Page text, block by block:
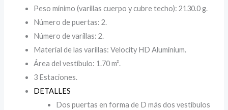
Peso mínimo (varillas cuerpo y cubre techo): 2130.0 g.
Número de puertas: 2.
Número de varillas: 2.
Material de las varillas: Velocity HD Aluminium.
Área del vestíbulo: 1.70 m².
3 Estaciones.
DETALLES
Dos puertas en forma de D más dos vestíbulos